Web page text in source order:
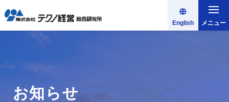
English メニュー
お知らせ